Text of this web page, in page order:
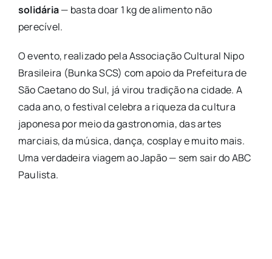
solidária— basta doar 1 kg de alimento não
perecível.
O evento, realizado pela Associação Cultural Nipo
Brasileira (Bunka SCS) com apoio da Prefeitura de
São Caetano do Sul, já virou tradição na cidade. A
cada ano, o festival celebra a riqueza da cultura
japonesa por meio da gastronomia, das artes
marciais, da música, dança, cosplay e muito mais.
Uma verdadeira viagem ao Japão — sem sair do ABC
Paulista.